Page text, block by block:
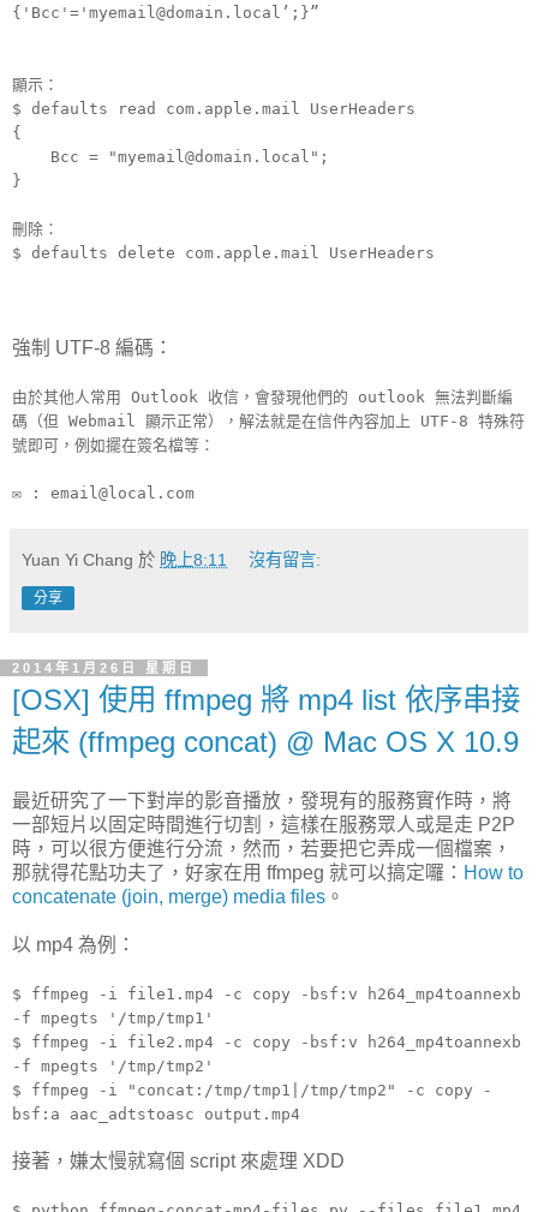
{'Bcc'='myemail@domain.local’;}”
顯示：
$ defaults read com.apple.mail UserHeaders
{
Bcc = "myemail@domain.local";
}
刪除：
$ defaults delete com.apple.mail UserHeaders
強制 UTF-8 編碼：
由於其他人常用 Outlook 收信，會發現他們的 outlook 無法判斷編
碼（但 Webmail 顯示正常），解法就是在信件內容加上 UTF-8 特殊符
號即可，例如擺在簽名檔等：
✉ : email@local.com
Yuan Yi Chang 於 晚上8:11 沒有留言:
分享
2014年1月26日 星期日
[OSX] 使用 ffmpeg 將 mp4 list 依序串接
起來 (ffmpeg concat) @ Mac OS X 10.9
最近研究了一下對岸的影音播放，發現有的服務實作時，將
一部短片以固定時間進行切割，這樣在服務眾人或是走 P2P
時，可以很方便進行分流，然而，若要把它弄成一個檔案，
那就得花點功夫了，好家在用 ffmpeg 就可以搞定囉： How to
concatenate (join, merge) media files 。
以 mp4 為例：
$ ffmpeg -i file1.mp4 -c copy -bsf:v h264_mp4toannexb
-f mpegts '/tmp/tmp1'
$ ffmpeg -i file2.mp4 -c copy -bsf:v h264_mp4toannexb
-f mpegts '/tmp/tmp2'
$ ffmpeg -i "concat:/tmp/tmp1|/tmp/tmp2" -c copy -
bsf:a aac_adtstoasc output.mp4
接著，嫌太慢就寫個 script 來處理 XDD